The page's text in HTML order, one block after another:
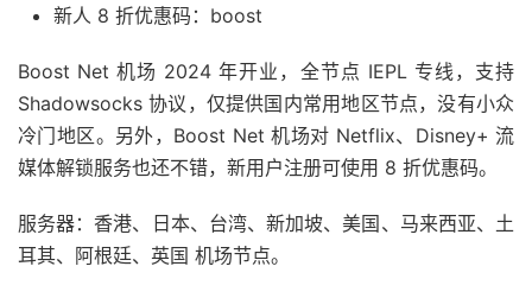
新人 8 折优惠码：boost
Boost Net 机场 2024 年开业，全节点 IEPL 专线，支持
Shadowsocks 协议，仅提供国内常用地区节点，没有小众
冷门地区。另外，Boost Net 机场对 Netflix、Disney+ 流
媒体解锁服务也还不错，新用户注册可使用 8 折优惠码。
服务器：香港、日本、台湾、新加坡、美国、马来西亚、土
耳其、阿根廷、英国 机场节点。